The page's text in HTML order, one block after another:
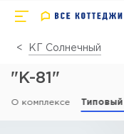
КГ Солнечный
"К-81"
О комплексе